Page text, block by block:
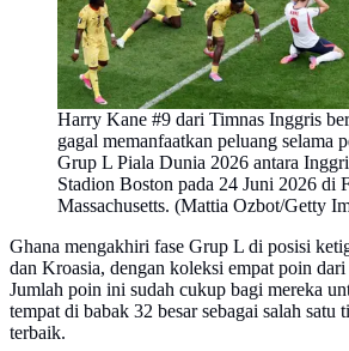
Harry Kane #9 dari Timnas Inggris
gagal memanfaatkan peluang selama
Grup L Piala Dunia 2026 antara
Stadion Boston pada 24 Juni 2026 di
Massachusetts. (Mattia Ozbot/Getty
Ghana mengakhiri fase Grup L di posisi
dan Kroasia, dengan koleksi empat poin
Jumlah poin ini sudah cukup bagi mereka
tempat di babak 32 besar sebagai salah satu
terbaik.